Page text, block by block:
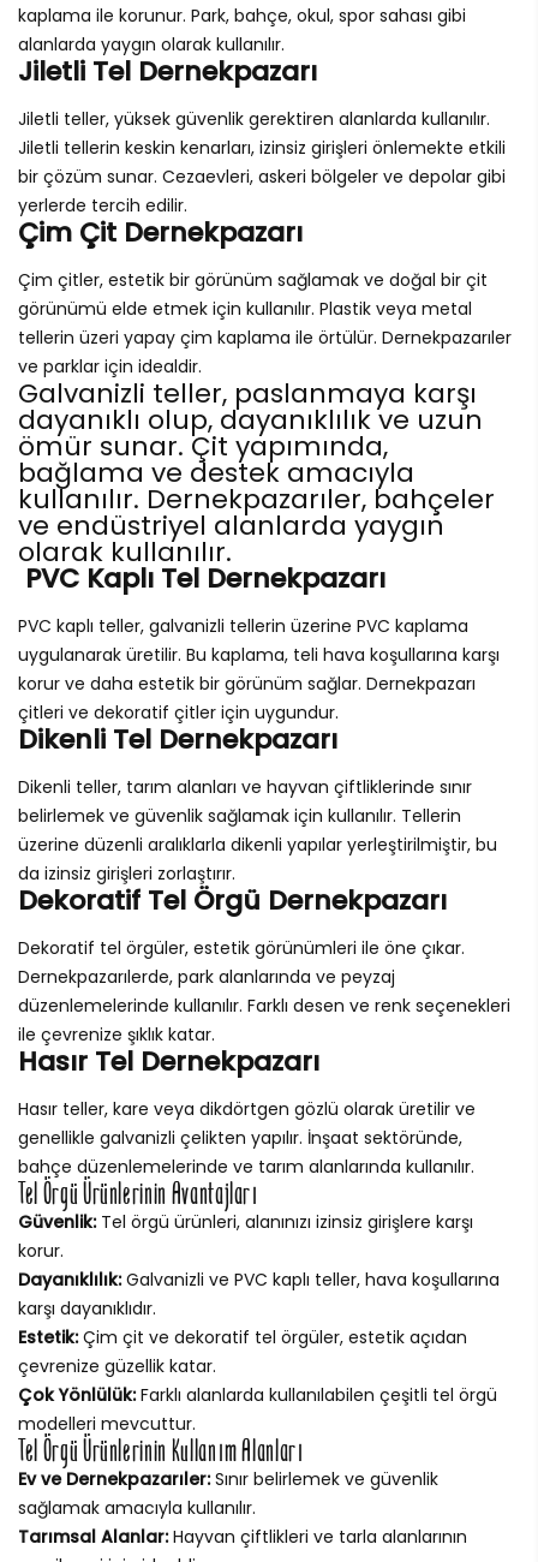
kaplama ile korunur. Park, bahçe, okul, spor sahası gibi
alanlarda yaygın olarak kullanılır.
Jiletli Tel Dernekpazarı
Jiletli teller, yüksek güvenlik gerektiren alanlarda kullanılır.
Jiletli tellerin keskin kenarları, izinsiz girişleri önlemekte etkili
bir çözüm sunar. Cezaevleri, askeri bölgeler ve depolar gibi
yerlerde tercih edilir.
Çim Çit Dernekpazarı
Çim çitler, estetik bir görünüm sağlamak ve doğal bir çit
görünümü elde etmek için kullanılır. Plastik veya metal
tellerin üzeri yapay çim kaplama ile örtülür. Dernekpazarıler
ve parklar için idealdir.
Galvanizli teller, paslanmaya karşı
dayanıklı olup, dayanıklılık ve uzun
ömür sunar. Çit yapımında,
bağlama ve destek amacıyla
kullanılır. Dernekpazarıler, bahçeler
ve endüstriyel alanlarda yaygın
olarak kullanılır.
PVC Kaplı Tel Dernekpazarı
PVC kaplı teller, galvanizli tellerin üzerine PVC kaplama
uygulanarak üretilir. Bu kaplama, teli hava koşullarına karşı
korur ve daha estetik bir görünüm sağlar. Dernekpazarı
çitleri ve dekoratif çitler için uygundur.
Dikenli Tel Dernekpazarı
Dikenli teller, tarım alanları ve hayvan çiftliklerinde sınır
belirlemek ve güvenlik sağlamak için kullanılır. Tellerin
üzerine düzenli aralıklarla dikenli yapılar yerleştirilmiştir, bu
da izinsiz girişleri zorlaştırır.
Dekoratif Tel Örgü Dernekpazarı
Dekoratif tel örgüler, estetik görünümleri ile öne çıkar.
Dernekpazarılerde, park alanlarında ve peyzaj
düzenlemelerinde kullanılır. Farklı desen ve renk seçenekleri
ile çevrenize şıklık katar.
Hasır Tel Dernekpazarı
Hasır teller, kare veya dikdörtgen gözlü olarak üretilir ve
genellikle galvanizli çelikten yapılır. İnşaat sektöründe,
bahçe düzenlemelerinde ve tarım alanlarında kullanılır.
Tel Örgü Ürünlerinin Avantajları
Güvenlik:Tel örgü ürünleri, alanınızı izinsiz girişlere karşı
korur.
Dayanıklılık:Galvanizli ve PVC kaplı teller, hava koşullarına
karşı dayanıklıdır.
Estetik:Çim çit ve dekoratif tel örgüler, estetik açıdan
çevrenize güzellik katar.
Çok Yönlülük:Farklı alanlarda kullanılabilen çeşitli tel örgü
modelleri mevcuttur.
Tel Örgü Ürünlerinin Kullanım Alanları
Ev ve Dernekpazarıler:Sınır belirlemek ve güvenlik
sağlamak amacıyla kullanılır.
Tarımsal Alanlar:Hayvan çiftlikleri ve tarla alanlarının